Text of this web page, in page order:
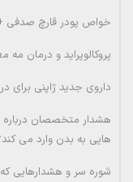
خواص پودر قارچ صدفی +
پروکالوپراید و درمان
داروی جدید ژاپنی برای
هشدار متخصصان درباره
هایی به بدن وارد می
شوره سر و هشدارهایی